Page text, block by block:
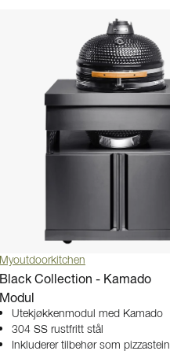
Myoutdoorkitchen
Black Collection - Kamado
Modul
Utekjøkkenmodul med Kamado
304 SS rustfritt stål
Inkluderer tilbehør som pizzastein